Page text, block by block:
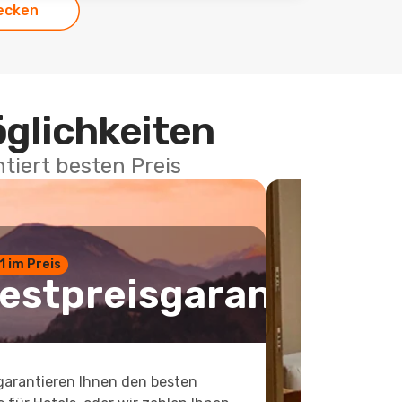
besten Preis
im Preis
Ihnen den besten